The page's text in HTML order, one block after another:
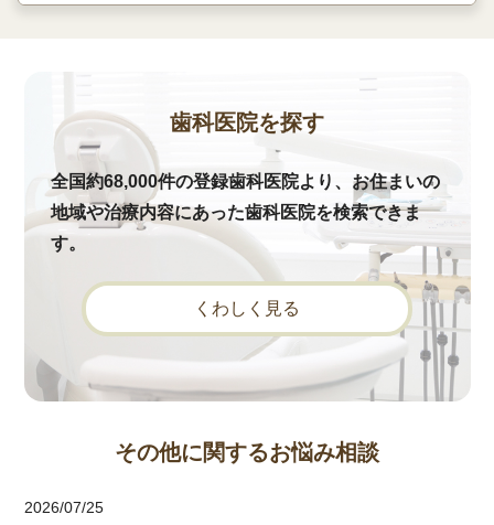
歯科医院を探す
全国約68,000件の登録歯科医院より、お住まいの
地域や治療内容にあった歯科医院を検索できま
す。
くわしく見る
その他に関するお悩み相談
2026/07/25